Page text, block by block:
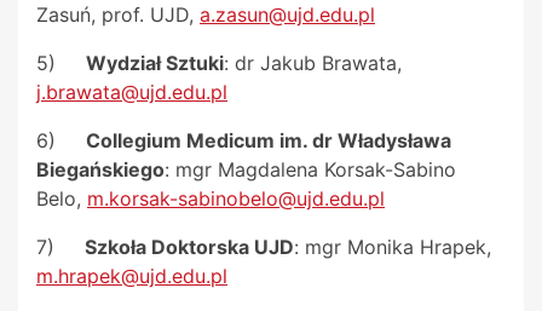
Zasuń, prof. UJD, a.zasun@ujd.edu.pl
5) Wydział Sztuki: dr Jakub Brawata,
j.brawata@ujd.edu.pl
6) Collegium Medicum im. dr Władysława
Biegańskiego: mgr Magdalena Korsak-Sabino
Belo, m.korsak-sabinobelo@ujd.edu.pl
7) Szkoła Doktorska UJD: mgr Monika Hrapek,
m.hrapek@ujd.edu.pl